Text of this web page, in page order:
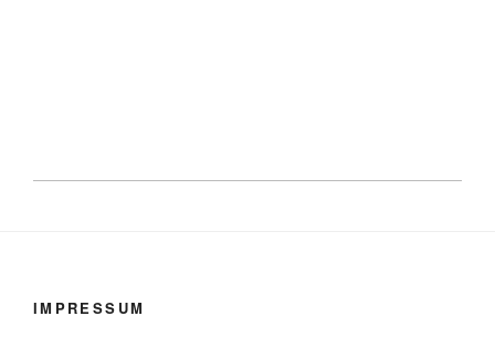
IMPRESSUM